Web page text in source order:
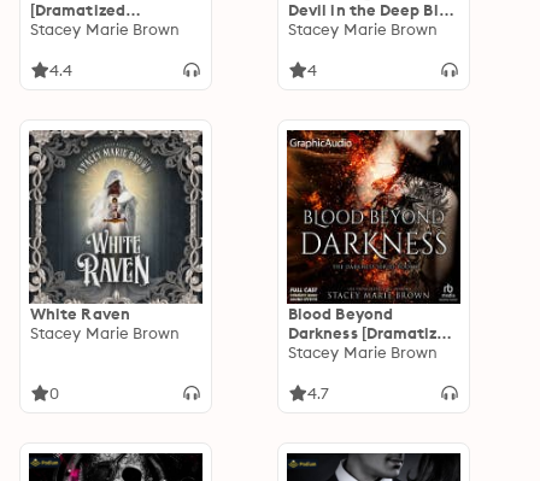
[Dramatized
Adaptation]:
Stacey Marie Brown
4.4
Devil in the Deep Blue
Sea, Book 1
Stacey Marie Brown
4
White Raven
Stacey Marie Brown
0
Blood Beyond
Darkness [Dramatized
Adaptation]:
Stacey Marie Brown
4.7